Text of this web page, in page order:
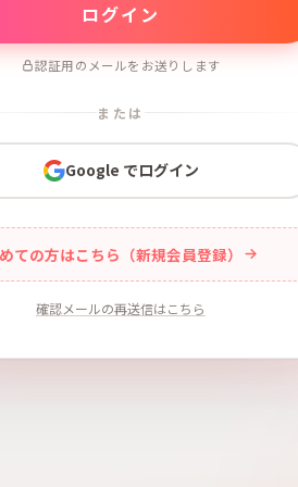
認証用のメールをお送りします
または
Google でログイン
ての方はこちら（新規会員登録）
確認メールの再送信はこちら